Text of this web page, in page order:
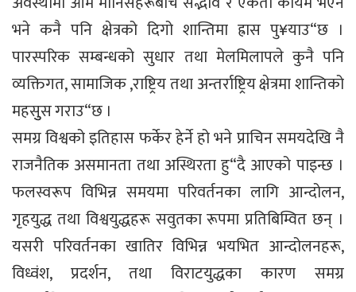
भने कनै पनि क्षेत्रको दिगो शान्तिमा ह्रास पु¥याउ“छ ।
पारस्परिक सम्बन्धको सुधार तथा मेलमिलापले कुनै पनि
व्यक्तिगत, सामाजिक ,राष्ट्रिय तथा अन्तर्राष्ट्रिय क्षेत्रमा शान्तिको
महसुुस गराउ“छ ।
समग्र विश्वको इतिहास फर्केर हेर्ने हो भने प्राचिन समयदेखि नै
राजनैतिक असमानता तथा अस्थिरता हु“दै आएको पाइन्छ ।
फलस्वरूप विभिन्न समयमा परिवर्तनका लागि आन्दोलन,
गृहयुद्ध तथा विश्वयुद्धहरू सवुतका रूपमा प्रतिबिम्वित छन् ।
यसरी परिवर्तनका खातिर विभिन्न भयभित आन्दोलनहरू,
विध्वंश, प्रदर्शन, तथा विराटयुद्धका कारण समग्र